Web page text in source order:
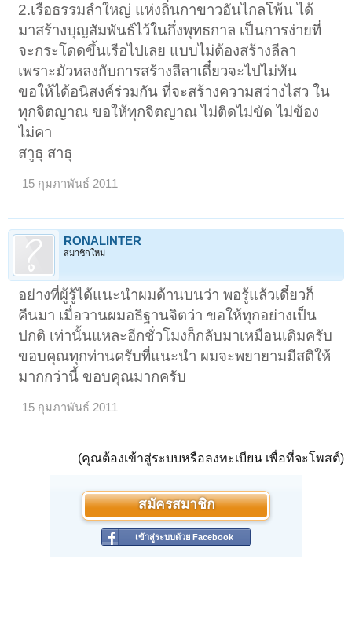
2.เรือธรรมลำใหญ่ แห่งถิ่นกาขาวอันไกลโพ้น ได้
มาสร้างบุญสัมพันธ์ไว้ในกึ่งพุทธกาล เป็นการง่ายที่
จะกระโดดขึ้นเรือไปเลย แบบไม่ต้องสร้างลีลา
เพราะมัวหลงกับการสร้างลีลาเดี๋ยวจะไปไม่ทัน
ขอให้ได้อนิสงค์ร่วมกัน ที่จะสร้างความสว่างไสว ใน
ทุกจิตญาณ ขอให้ทุกจิตญาณ ไม่ติดไม่ขัด ไม่ข้อง
ไม่คา
สาูธุ สาธุ
15 กุมภาพันธ์ 2011
RONALINTER
สมาชิกใหม่
อย่างที่ผู้รู้ได้แนะนำผมด้านบนว่า พอรู้แล้วเดี๋ยวก็
คืนมา เมื่อวานผมอธิฐานจิตว่า ขอให้ทุกอย่างเป็น
ปกติ เท่านั้นแหละอีกชั่วโมงก็กลับมาเหมือนเดิมครับ
ขอบคุณทุกท่านครับที่แนะนำ ผมจะพยายามมีสติให้
มากกว่านี้ ขอบคุณมากครับ
15 กุมภาพันธ์ 2011
(คุณต้องเข้าสู่ระบบหรือลงทะเบียน เพื่อที่จะโพสต์)
สมัครสมาชิก
เข้าสู่ระบบด้วย Facebook